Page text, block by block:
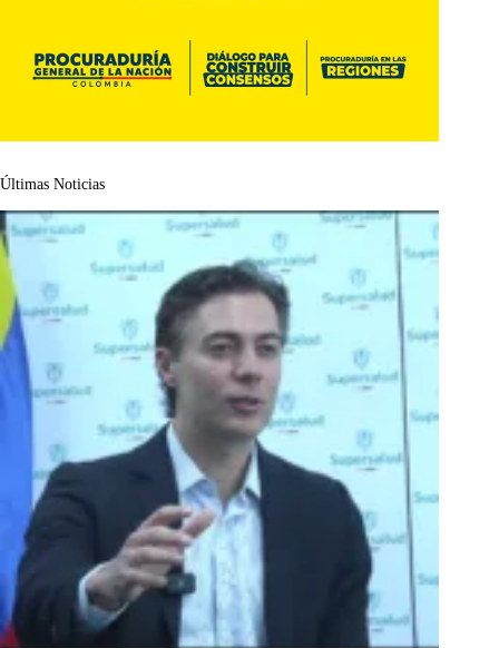
Últimas Noticias